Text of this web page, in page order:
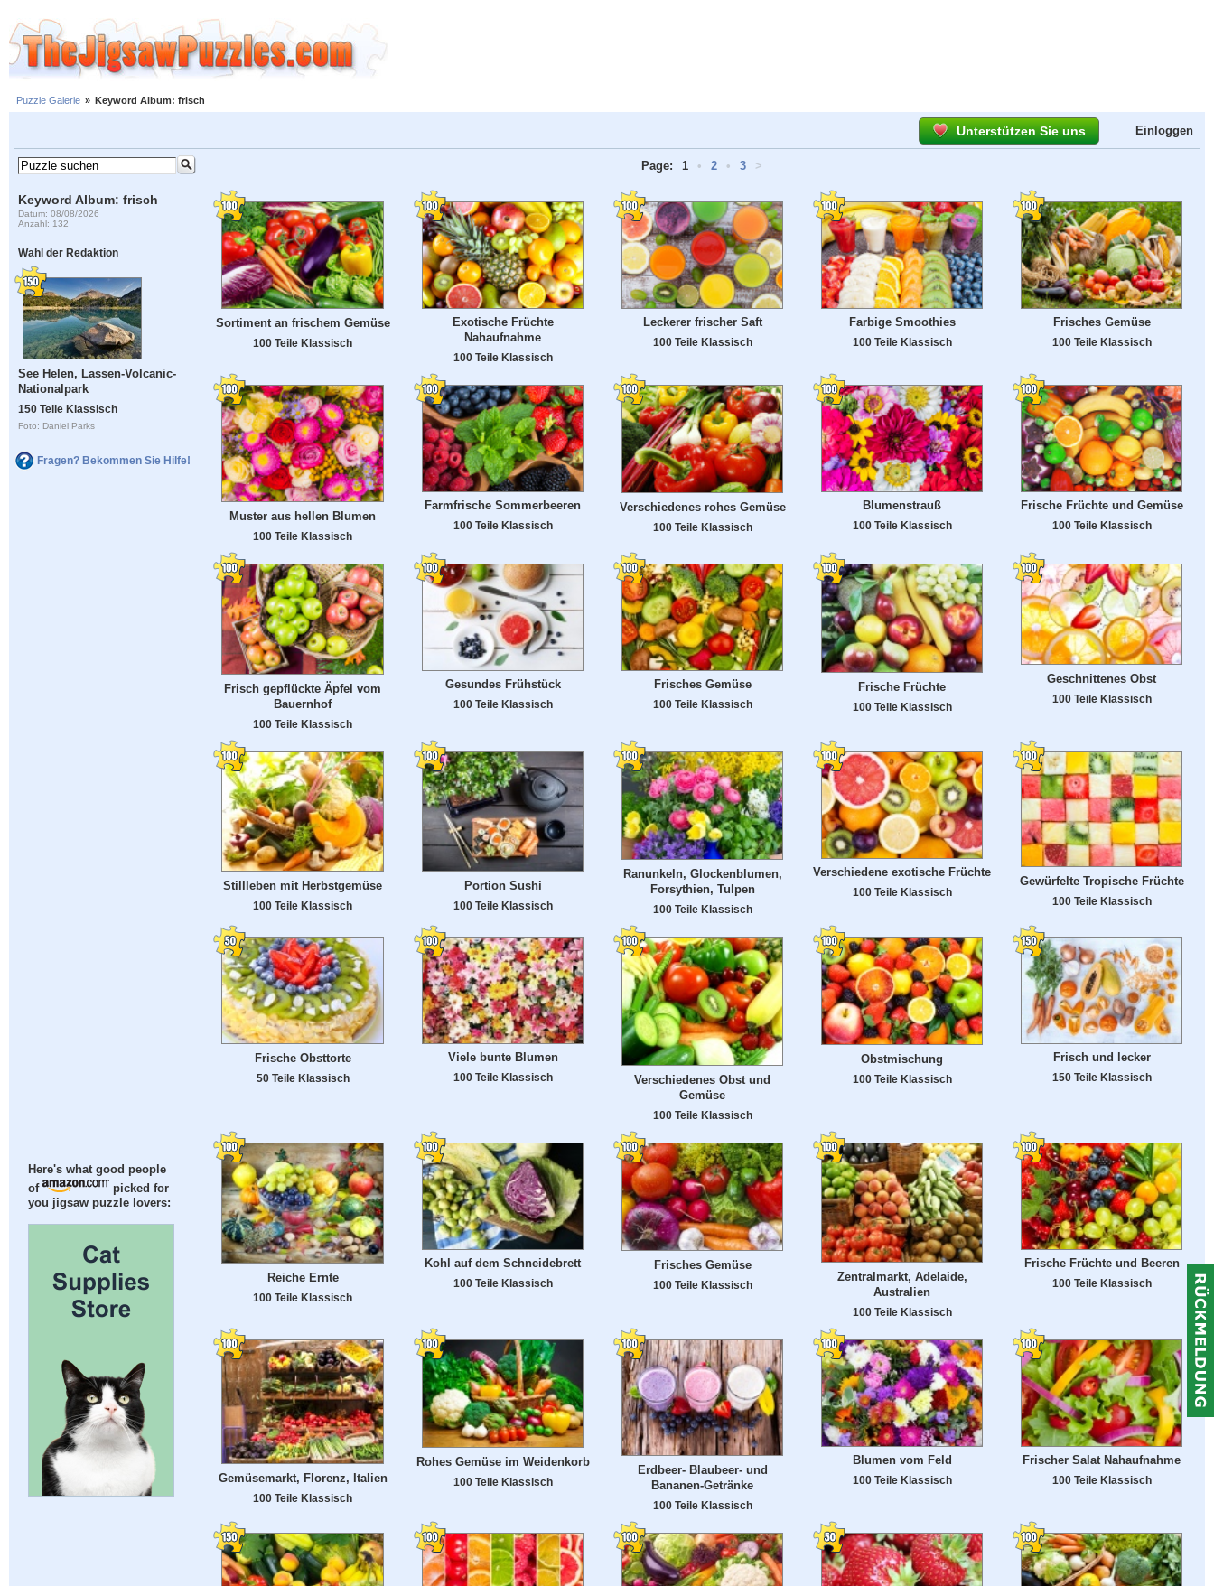
Puzzle Galerie » Keyword Album: frisch
Unterstützen Sie uns Einloggen
Keyword Album: frisch
Datum: 08/08/2026
Anzahl: 132
Wahl der Redaktion
See Helen, Lassen-Volcanic-
Nationalpark
150 Teile Klassisch
Foto: Daniel Parks
Fragen? Bekommen Sie Hilfe!
Here's what good people
of
picked for
you jigsaw puzzle lovers:
Page: 1 • 2 • 3 >
Sortiment an frischem Gemüse
100 Teile Klassisch
Exotische Früchte
Nahaufnahme
100 Teile Klassisch
Leckerer frischer Saft
100 Teile Klassisch
Farbige Smoothies
100 Teile Klassisch
Frisches Gemüse
100 Teile Klassisch
Muster aus hellen Blumen
100 Teile Klassisch
Farmfrische Sommerbeeren
100 Teile Klassisch
Verschiedenes rohes Gemüse
100 Teile Klassisch
Blumenstrauß
100 Teile Klassisch
Frische Früchte und Gemüse
100 Teile Klassisch
Frisch gepflückte Äpfel vom
Bauernhof
100 Teile Klassisch
Gesundes Frühstück
100 Teile Klassisch
Frisches Gemüse
100 Teile Klassisch
Frische Früchte
100 Teile Klassisch
Geschnittenes Obst
100 Teile Klassisch
Stillleben mit Herbstgemüse
100 Teile Klassisch
Portion Sushi
100 Teile Klassisch
Ranunkeln, Glockenblumen,
Forsythien, Tulpen
100 Teile Klassisch
Verschiedene exotische Früchte
100 Teile Klassisch
Gewürfelte Tropische Früchte
100 Teile Klassisch
Frische Obsttorte
50 Teile Klassisch
Viele bunte Blumen
100 Teile Klassisch
Verschiedenes Obst und
Gemüse
100 Teile Klassisch
Obstmischung
100 Teile Klassisch
Frisch und lecker
150 Teile Klassisch
Reiche Ernte
100 Teile Klassisch
Kohl auf dem Schneidebrett
100 Teile Klassisch
Frisches Gemüse
100 Teile Klassisch
Zentralmarkt, Adelaide,
Australien
100 Teile Klassisch
Frische Früchte und Beeren
100 Teile Klassisch
Gemüsemarkt, Florenz, Italien
100 Teile Klassisch
Rohes Gemüse im Weidenkorb
100 Teile Klassisch
Erdbeer- Blaubeer- und
Bananen-Getränke
100 Teile Klassisch
Blumen vom Feld
100 Teile Klassisch
Frischer Salat Nahaufnahme
100 Teile Klassisch